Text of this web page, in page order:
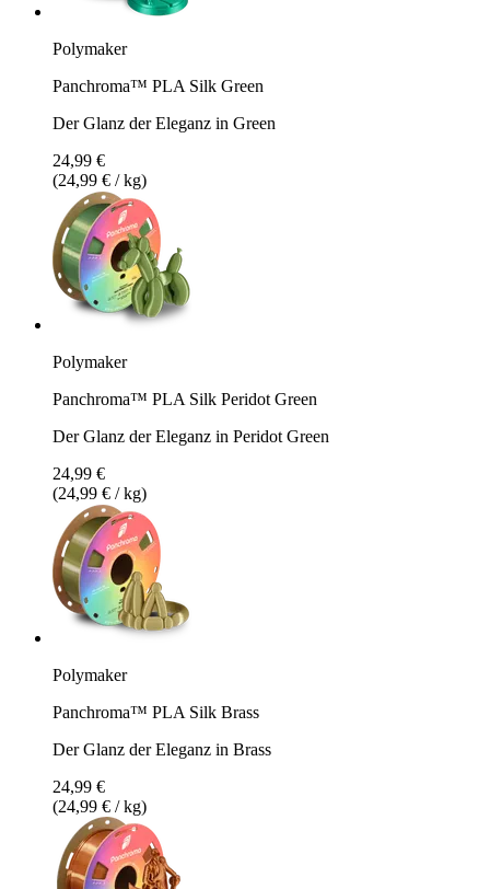
Polymaker
Panchroma™ PLA Silk Green
Der Glanz der Eleganz in Green
24,99 €
(24,99 € / kg)
Polymaker
Panchroma™ PLA Silk Peridot Green
Der Glanz der Eleganz in Peridot Green
24,99 €
(24,99 € / kg)
Polymaker
Panchroma™ PLA Silk Brass
Der Glanz der Eleganz in Brass
24,99 €
(24,99 € / kg)